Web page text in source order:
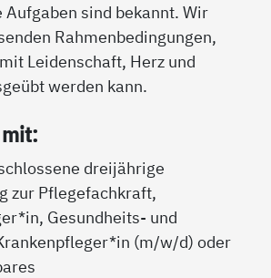
Aufgaben sind bekannt. Wir
Rahmenbedingungen,
Leidenschaft, Herz und
werden kann.
dreijährige
zur Pflegefachkraft,
Gesundheits- und
(m/w/d) oder